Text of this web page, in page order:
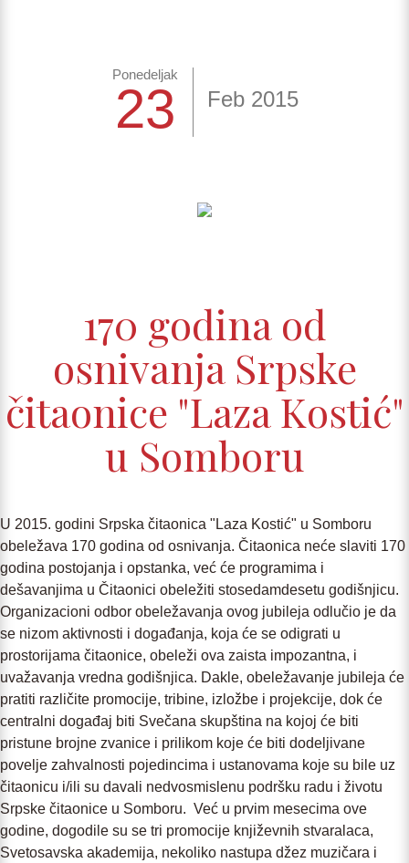
Ponedeljak
23 Feb 2015
170 godina od
osnivanja Srpske
čitaonice "Laza Kostić"
u Somboru
U 2015. godini Srpska čitaonica "Laza Kostić" u Somboru
obeležava 170 godina od osnivanja. Čitaonica neće slaviti 170
godina postojanja i opstanka, već će programima i
dešavanjima u Čitaonici obeležiti stosedamdesetu godišnjicu.
Organizacioni odbor obeležavanja ovog jubileja odlučio je da
se nizom aktivnosti i događanja, koja će se odigrati u
prostorijama čitaonice, obeleži ova zaista impozantna, i
uvažavanja vredna godišnjica. Dakle, obeležavanje jubileja će
pratiti različite promocije, tribine, izložbe i projekcije, dok će
centralni događaj biti Svečana skupština na kojoj će biti
pristune brojne zvanice i prilikom koje će biti dodeljivane
povelje zahvalnosti pojedincima i ustanovama koje su bile uz
čitaonicu i/ili su davali nedvosmislenu podršku radu i životu
Srpske čitaonice u Somboru. Već u prvim mesecima ove
godine, dogodile su se tri promocije književnih stvaralaca,
Svetosavska akademija, nekoliko nastupa džez muzičara i